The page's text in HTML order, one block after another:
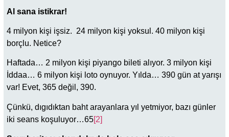
Al sana istikrar!
4 milyon kişi işsiz. 24 milyon kişi yoksul. 40 milyon kişi
borçlu. Netice?
Haftada… 2 milyon kişi piyango bileti alıyor. 3 milyon kişi
İddaa… 6 milyon kişi loto oynuyor. Yılda… 390 gün at yarışı
var! Evet, 365 değil, 390.
Çünkü, dıgıdıktan baht arayanlara yıl yetmiyor, bazı günler
iki seans koşuluyor…65[2]